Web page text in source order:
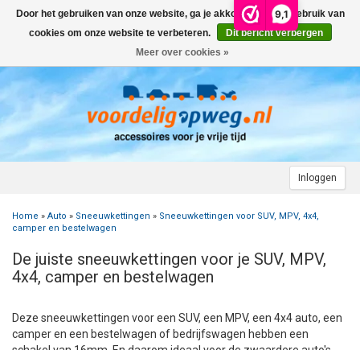
9,1
Inloggen
Menu
FIETSENDRAGER
FIETSENDRAGER OP DE TREKHAAK
FIETSENDRAGER VOOR ELEKTRISCHE FIETSEN
TWINNY LOAD ONDERDELEN
INFORMATIE OVER FIETSENDRAGERS
DAKDRAGERS
FORD
OPEL
RENAULT
+
AUTOHOES POLYESTER EN 3-LAAGS
DAKHOES POLYESTER
WIELDOPPEN
12 INCH
14 INCH
LAADKABEL ELEKTRISCHE AUTO
LAADKABEL TYPE 1
ELEKTRISCH LADEN
VEILIG OP WEG
CAMPER
WIELDOPPEN
+
ZOEKHULP NAAR CAMPERHOES
INFORMATIE OVER CAMPERHOEZEN
SNEEUWKETTINGEN
PECH ONDERWEG
VEILIG OP WEG
AANHANGWAGEN
ACCESSOIRES
INFORMATIE OVER STEKKERS & STEKKERDOZEN
ONDERDELEN
ADVIES BIJ DEFECTE VERLICHTING
+
ACCULADER
ACCESSOIRES
CARAVAN
ACCULADER
INFORMATIE OVER STEKKERS & STEKKERDOZEN
ONDERDELEN
TOPDEALS
CAMPER
Home » Auto » Sneeuwkettingen » Sneeuwkettingen voor SUV, MPV, 4x4,
camper en bestelwagen
De juiste sneeuwkettingen voor je SUV, MPV,
4x4, camper en bestelwagen
Deze sneeuwkettingen voor een SUV, een MPV, een 4x4 auto, een
camper en een bestelwagen of bedrijfswagen hebben een
Door het gebruiken van onze website, ga je akkoord met het gebruik van
cookies om onze website te verbeteren.
Dit bericht verbergen
Meer over cookies »